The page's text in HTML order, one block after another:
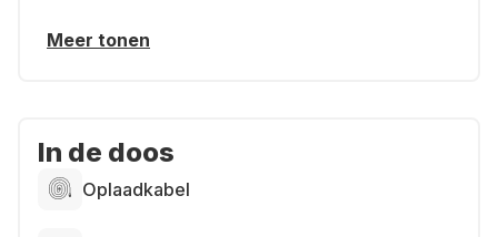
Meer tonen
In de doos
Oplaadkabel